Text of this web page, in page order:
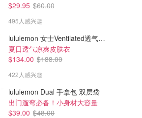
$29.95 $60.00
495人感兴趣
lululemon 女士Ventilated透气可收纳跑步夹克
夏日透气凉爽皮肤衣
$134.00 $188.00
422人感兴趣
lululemon Dual 手拿包 双层袋
出门遛弯必备！小身材大容量
$39.00 $48.00